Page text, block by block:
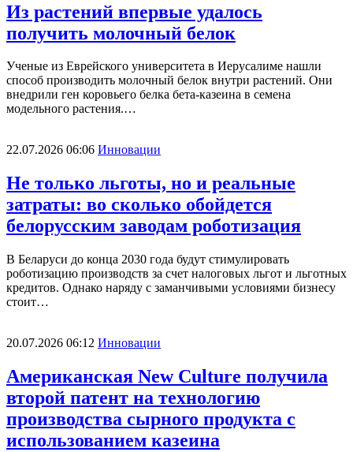
Из растений впервые удалось
получить молочный белок
Ученые из Еврейского университета в Иерусалиме нашли
способ производить молочный белок внутри растений. Они
внедрили ген коровьего белка бета-казеина в семена
модельного растения.…
22.07.2026 06:06 Инновации
Не только льготы, но и реальные
затраты: во сколько обойдется
белорусским заводам роботизация
В Беларуси до конца 2030 года будут стимулировать
роботизацию производств за счет налоговых льгот и льготных
кредитов. Однако наряду с заманчивыми условиями бизнесу
стоит…
20.07.2026 06:12 Инновации
Американская New Culture получила
второй патент на технологию
производства сырного продукта с
использованием казеина